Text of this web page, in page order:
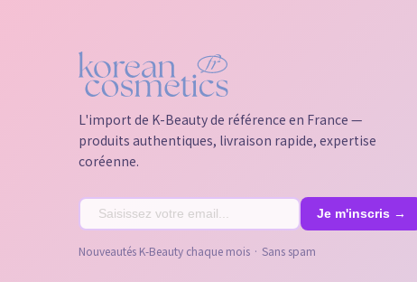
L'import de K-Beauty de référence en France —
produits authentiques, livraison rapide, expertise
coréenne.
Nouveautés K-Beauty chaque mois · Sans spam